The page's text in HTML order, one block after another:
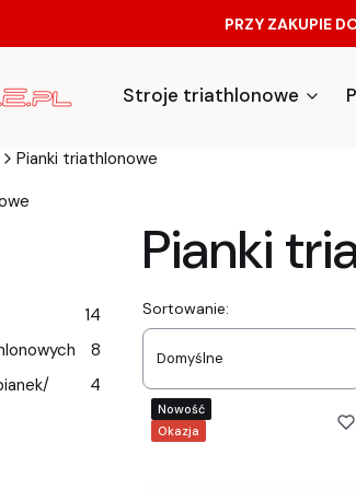
PRZY ZAKUPIE
Stroje triathlonowe
Pianki triathlonowe
14
8
4
Pianki
Lista
Sortowanie:
Domyślne
Okazja
Nowość